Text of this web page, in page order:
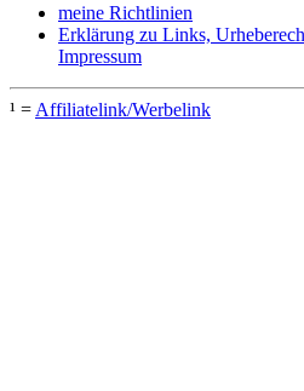
meine Richtlinien
Erklärung zu Links,
Impressum
¹ = Affiliatelink/Werbelink